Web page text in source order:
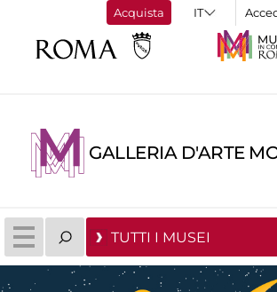
Acquista
GALLERIA D'ARTE
TUTTI I MUSEI